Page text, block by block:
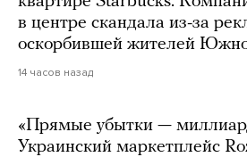
в центре скандала из-за
оскорбившей жителей
14 часов назад
«Прямые убытки —
Украинский маркетплейс